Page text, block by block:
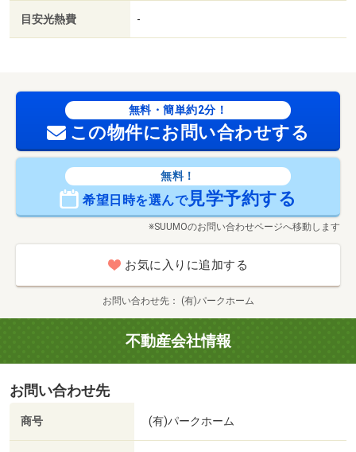
目安光熱費 -
無料・簡単約2分！
この物件にお問い合わせする
無料！
希望日時を選んで見学予約する
※SUUMOのお問い合わせページへ移動します
お気に入りに追加する
お問い合わせ先 (有)パークホーム
不動産会社情報
お問い合わせ先
商号 (有)パークホーム